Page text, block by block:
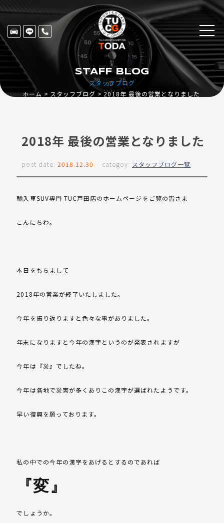
スタッフブログ
STAFF BLOG
ホーム スタッフブログ 2018年 最後の営業となりました
2018年 最後の営業となりました
post date: 2018.12.30 categoy: スタッフブログ一覧
輸入車SUV専門 TUC戸田店のホームページをご覧の皆さま
こんにちわ。
本日をもちまして
2018年の営業が終了いたしました。
今年を振り返りますと色々な事がありました。
年末になりますと今年の漢字というのが発表されますが
今年は『災』でしたね。
今年は各地で災害が多くありこの漢字が選ばれたようです。
早い復興を願っております。
私の中での今年の漢字をあげるとするのであれば
『変』
でしょうか。